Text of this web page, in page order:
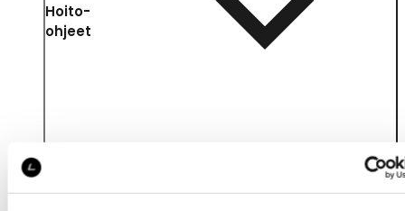
Hoito-
ohjeet